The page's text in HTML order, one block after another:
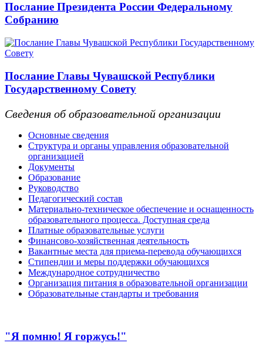
Послание Президента России Федеральному
Собранию
Послание Главы Чувашской Республики
Государственному Совету
Сведения об образовательной организации
Основные сведения
Структура и органы управления образовательной
организацией
Документы
Образование
Руководство
Педагогический состав
Материально-техническое обеспечение и оснащенность
образовательного процесса. Доступная среда
Платные образовательные услуги
Финансово-хозяйственная деятельность
Вакантные места для приема-перевода обучающихся
Стипендии и меры поддержки обучающихся
Международное сотрудничество
Организация питания в образовательной организации
Образовательные стандарты и требования
"Я помню! Я горжусь!"